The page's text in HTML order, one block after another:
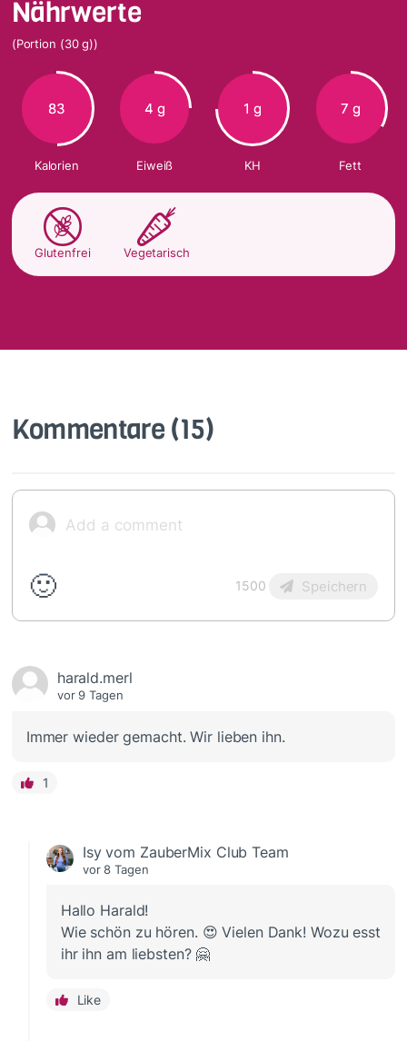
Nährwerte
(Portion (30 g))
83
Kalorien
4 g
Eiweiß
1 g
KH
7 g
Fett
Glutenfrei Vegetarisch
Kommentare (15)
🙂 1500 Speichern
harald.merl
vor 9 Tagen
Immer wieder gemacht. Wir lieben ihn.
1
Isy vom ZauberMix Club Team
vor 8 Tagen
Hallo Harald!
Wie schön zu hören. 😍 Vielen Dank! Wozu esst
ihr ihn am liebsten? 🤗
Like